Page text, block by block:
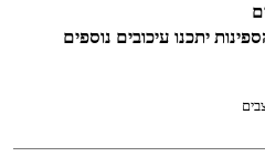
יתכנו עיכובים נוספים